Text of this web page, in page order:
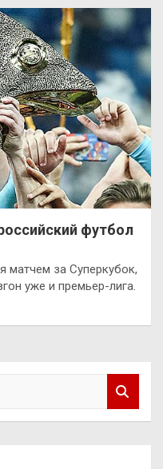
футбол
матчем за Суперкубок,
уже и премьер-лига.